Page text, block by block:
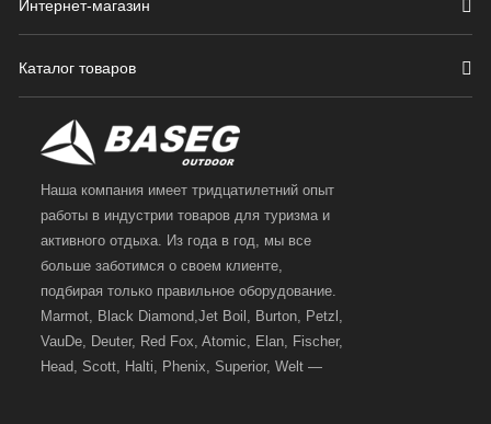
Интернет-магазин
Каталог товаров
Наша компания имеет тридцатилетний опыт
работы в индустрии товаров для туризма и
активного отдыха. Из года в год, мы все
больше заботимся о своем клиенте,
подбирая только правильное оборудование.
Marmot, Black Diamond,Jet Boil, Burton, Petzl,
VauDe, Deuter, Red Fox, Atomic, Elan, Fischer,
Head, Scott, Halti, Phenix, Superior, Welt —